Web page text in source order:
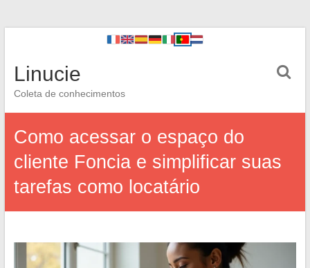
Linucie
Coleta de conhecimentos
Como acessar o espaço do
cliente Foncia e simplificar suas
tarefas como locatário